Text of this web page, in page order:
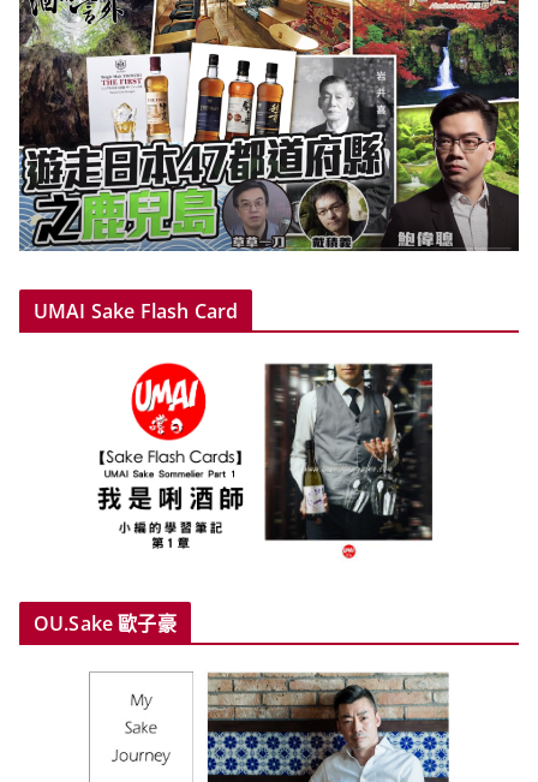
UMAI Sake Flash Card
OU.Sake 歐子豪